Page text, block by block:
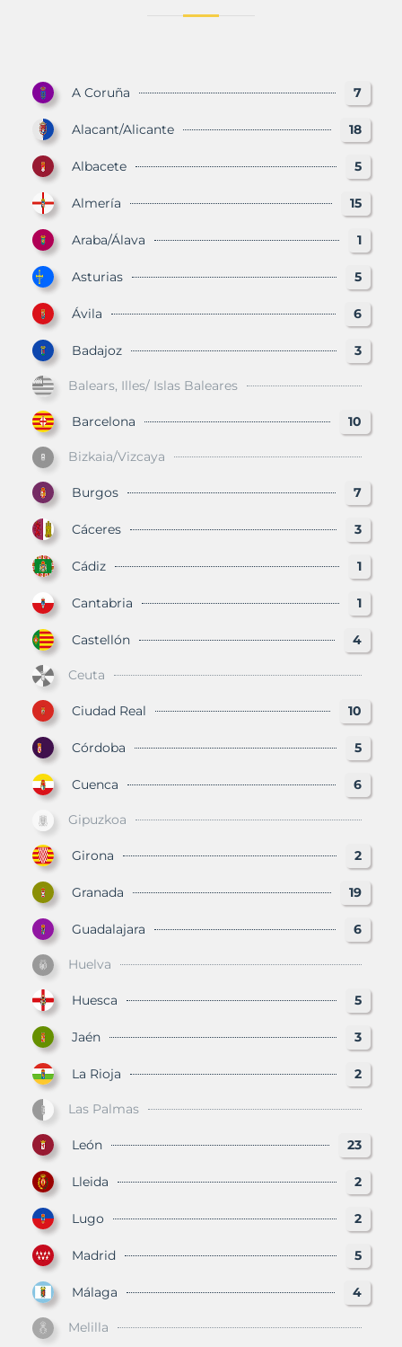
A Coruña 7
Alacant/Alicante 18
Albacete 5
Almería 15
Araba/Álava 1
Asturias 5
Ávila 6
Badajoz 3
Balears, Illes/ Islas Baleares
Barcelona 10
Bizkaia/Vizcaya
Burgos 7
Cáceres 3
Cádiz 1
Cantabria 1
Castellón 4
Ceuta
Ciudad Real 10
Córdoba 5
Cuenca 6
Gipuzkoa
Girona 2
Granada 19
Guadalajara 6
Huelva
Huesca 5
Jaén 3
La Rioja 2
Las Palmas
León 23
Lleida 2
Lugo 2
Madrid 5
Málaga 4
Melilla